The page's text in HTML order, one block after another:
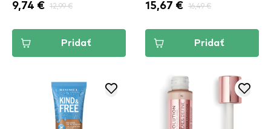
9,74 € 12,99 €
Pridať
15,67 € 16,49 €
Pridať